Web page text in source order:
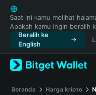
English
日本語
Tiếng Việt
Русский
Español (Latinoamérica)
Türkçe
Français
Saat ini kamu melihat
Apakah kamu ingin beralih
Beralih ke
English
Beranda Harga kripto